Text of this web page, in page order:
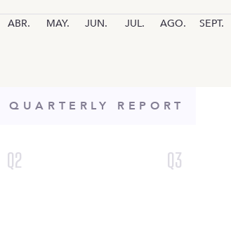
ABR. MAY. JUN. JUL. AGO. SEPT.
QUARTERLY REPORT
Q2 Q3